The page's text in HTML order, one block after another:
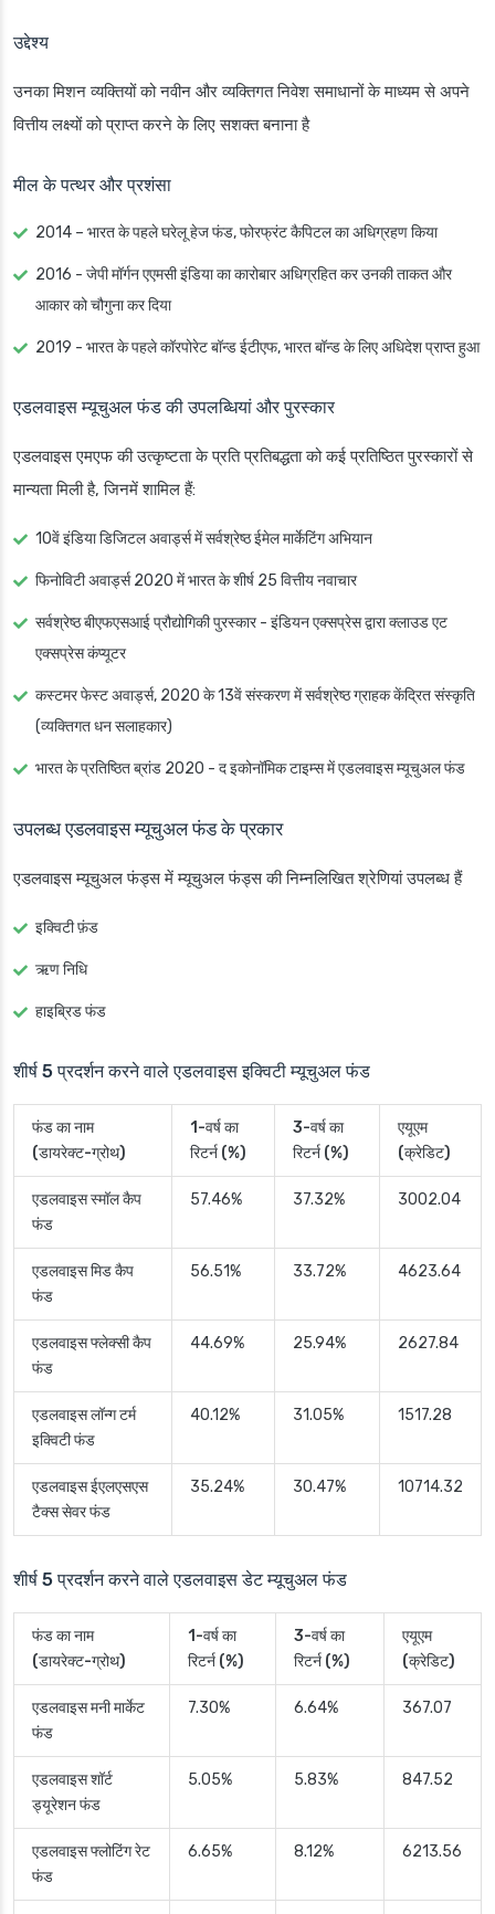
उद्देश्य
उनका मिशन व्यक्तियों को नवीन और व्यक्तिगत निवेश समाधानों के माध्यम से अपने
वित्तीय लक्ष्यों को प्राप्त करने के लिए सशक्त बनाना है
मील के पत्थर और प्रशंसा
2014 – भारत के पहले घरेलू हेज फंड, फोरफ्रंट कैपिटल का अधिग्रहण किया
2016 - जेपी मॉर्गन एएमसी इंडिया का कारोबार अधिग्रहित कर उनकी ताकत और
आकार को चौगुना कर दिया
2019 - भारत के पहले कॉरपोरेट बॉन्ड ईटीएफ, भारत बॉन्ड के लिए अधिदेश प्राप्त हुआ
एडलवाइस म्यूचुअल फंड की उपलब्धियां और पुरस्कार
एडलवाइस एमएफ की उत्कृष्टता के प्रति प्रतिबद्धता को कई प्रतिष्ठित पुरस्कारों से
मान्यता मिली है, जिनमें शामिल हैं:
10वें इंडिया डिजिटल अवार्ड्स में सर्वश्रेष्ठ ईमेल मार्केटिंग अभियान
फिनोविटी अवार्ड्स 2020 में भारत के शीर्ष 25 वित्तीय नवाचार
सर्वश्रेष्ठ बीएफएसआई प्रौद्योगिकी पुरस्कार - इंडियन एक्सप्रेस द्वारा क्लाउड एट
एक्सप्रेस कंप्यूटर
कस्टमर फेस्ट अवार्ड्स, 2020 के 13वें संस्करण में सर्वश्रेष्ठ ग्राहक केंद्रित संस्कृति
(व्यक्तिगत धन सलाहकार)
भारत के प्रतिष्ठित ब्रांड 2020 - द इकोनॉमिक टाइम्स में एडलवाइस म्यूचुअल फंड
उपलब्ध एडलवाइस म्यूचुअल फंड के प्रकार
एडलवाइस म्यूचुअल फंड्स में म्यूचुअल फंड्स की निम्नलिखित श्रेणियां उपलब्ध हैं
इक्विटी फ़ंड
ऋण निधि
हाइब्रिड फंड
शीर्ष 5 प्रदर्शन करने वाले एडलवाइस इक्विटी म्यूचुअल फंड
फंड का नाम
(डायरेक्ट-ग्रोथ)
1-वर्ष का
रिटर्न (%)
3-वर्ष का
रिटर्न (%)
एयूएम
(क्रेडिट)
एडलवाइस स्मॉल कैप
फंड
57.46% 37.32% 3002.04
एडलवाइस मिड कैप
फंड
56.51% 33.72% 4623.64
एडलवाइस फ्लेक्सी कैप
फंड
44.69% 25.94% 2627.84
एडलवाइस लॉन्ग टर्म
इक्विटी फंड
40.12% 31.05% 1517.28
एडलवाइस ईएलएसएस
टैक्स सेवर फंड
35.24% 30.47% 10714.32
शीर्ष 5 प्रदर्शन करने वाले एडलवाइस डेट म्यूचुअल फंड
फंड का नाम
(डायरेक्ट-ग्रोथ)
1-वर्ष का
रिटर्न (%)
3-वर्ष का
रिटर्न (%)
एयूएम
(क्रेडिट)
एडलवाइस मनी मार्केट
फंड
7.30% 6.64% 367.07
एडलवाइस शॉर्ट
ड्यूरेशन फंड
5.05% 5.83% 847.52
एडलवाइस फ्लोटिंग रेट
फंड
6.65% 8.12% 6213.56